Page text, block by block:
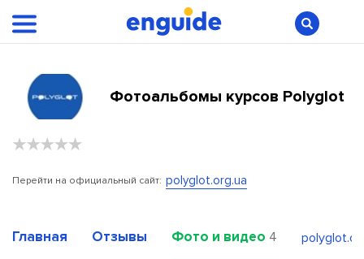
Фотоальбомы курсов Polyglot
Перейти на официальный сайт: polyglot.org.ua
Главная Отзывы Фото и видео 4